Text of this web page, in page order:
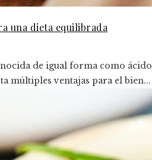
una dieta equilibrada
de igual forma como ácido
múltiples ventajas para el bien...